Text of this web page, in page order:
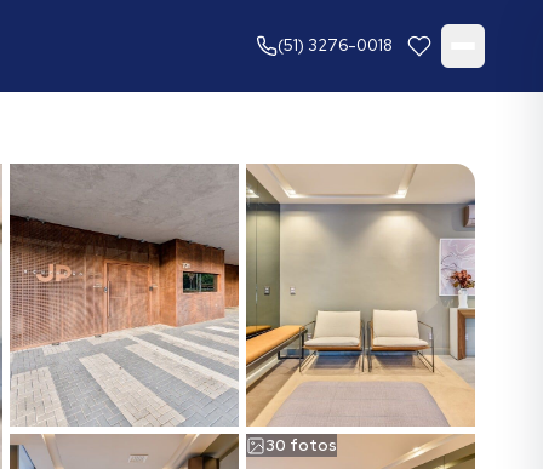
(51) 3276-0018
30 fotos